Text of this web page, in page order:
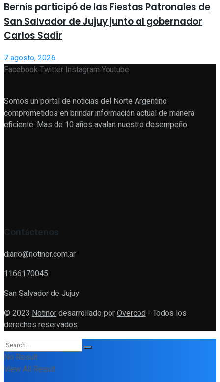
Bernis participó de las Fiestas Patronales de
San Salvador de Jujuy junto al gobernador
Carlos Sadir
7 agosto, 2026
FacebookTwitterInstagramYoutube
Somos un portal de noticias del Norte Argentino
comprometidos en brindar información actual de manera
eficiente. Mas de 10 años avalan nuestro desempeño.
Contáctenos
diario@notinor.com.ar
1166170045
San Salvador de Jujuy
© 2023 Notinordesarrollado porOvercod - Todos los
derechos reservados.
No Result
View All Result